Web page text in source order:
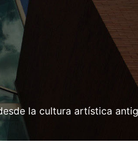
la cultura artística